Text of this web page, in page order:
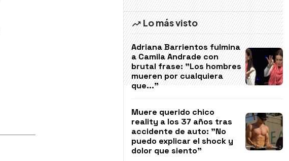
Lo más visto
Adriana Barrientos fulmina
a Camila Andrade con
brutal frase: "Los hombres
mueren por cualquiera
que..."
Muere querido chico
reality a los 37 años tras
accidente de auto: "No
puedo explicar el shock y
dolor que siento"